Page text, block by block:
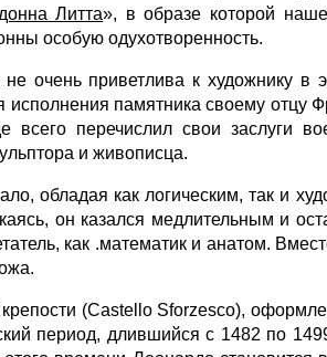
Литта», в образе которой
особую одухотворенность.
очень приветлива к художнику
памятника своему отцу
перечислил свои заслуги
и живописца.
обладая как логическим, так
он казался медлительным и
как .математик и анатом.
(Castello Sforzesсо),
период, длившийся с 1482 по